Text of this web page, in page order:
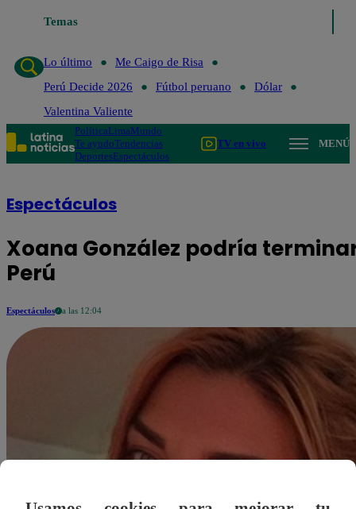
Temas
último Me Caigo de Risa
Lo último
Me Caigo de Risa
Perú Decide 2026
Fútbol peruano
Dólar
Valentina Valiente
PolíticaLimaMundo
Te ayudoTendencias
DeportesEspectáculos
TV en vivo MENÚ
Espectáculos
Xoana González podría
Perú
Espectáculos a las 12:04